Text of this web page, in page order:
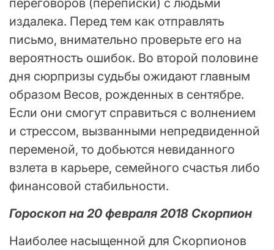
издалека. Перед тем как отправлять
письмо, внимательно проверьте его на
вероятность ошибок. Во второй половине
дня сюрпризы судьбы ожидают главным
образом Весов, рожденных в сентябре.
Если они смогут справиться с волнением
и стрессом, вызванными непредвиденной
переменой, то добьются невиданного
взлета в карьере, семейного счастья либо
финансовой стабильности.
Гороскоп на 20 февраля 2018 Скорпион
Наиболее насыщенной для Скорпионов